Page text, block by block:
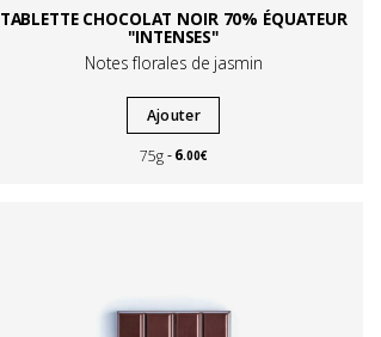
TABLETTE CHOCOLAT NOIR 70% ÉQUATEUR
"INTENSES"
Notes florales de jasmin
Ajouter
75g
6.00€